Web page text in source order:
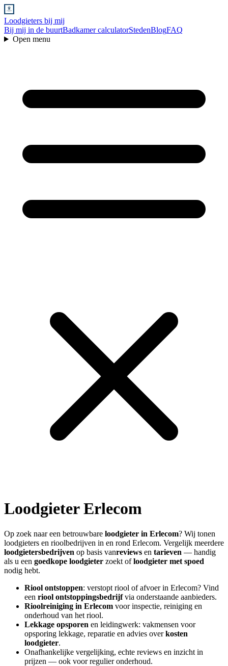
Loodgieters bij mij
Bij mij in de buurtBadkamer calculatorStedenBlogFAQ
Open menu
LoodgieterErlecom
Op zoek naar een betrouwbare loodgieter in Erlecom? Wij tonen
loodgieters en rioolbedrijven in en rond Erlecom. Vergelijk meerdere
loodgietersbedrijven op basis vanreviews en tarieven — handig
als u een goedkope loodgieter zoekt ofloodgieter met spoed
nodig hebt.
Riool ontstoppen: verstopt riool of afvoer in Erlecom? Vind
een riool ontstoppingsbedrijfvia onderstaande aanbieders.
Rioolreiniging in Erlecom voor inspectie, reiniging en
onderhoud van het riool.
Lekkage opsporen en leidingwerk: vakmensen voor
opsporing lekkage, reparatie en advies overkosten
loodgieter.
Onafhankelijke vergelijking, echte reviews en inzicht in
prijzen — ook voor regulier onderhoud.